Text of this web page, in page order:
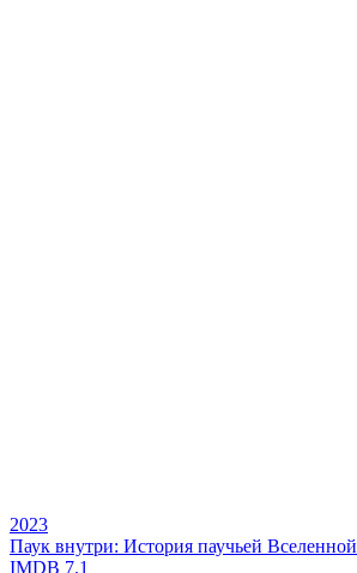
2023
Паук внутри: История паучьей Вселенной
IMDB 7.1